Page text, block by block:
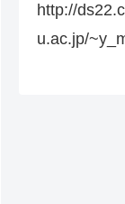
http://
u.ac.jp/